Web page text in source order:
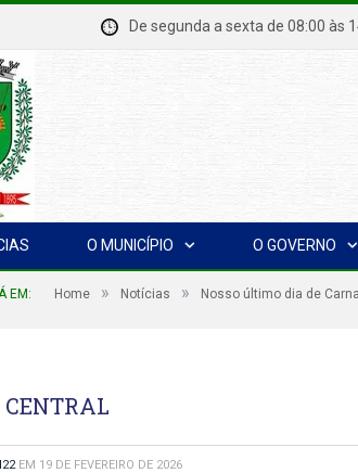
De segunda a sexta de 08:00
O MUNICÍPIO O GOVERNO
EM: Home » Notícias » Nosso último dia de
CENTRAL
EM 19 DE FEVEREIRO DE 2026